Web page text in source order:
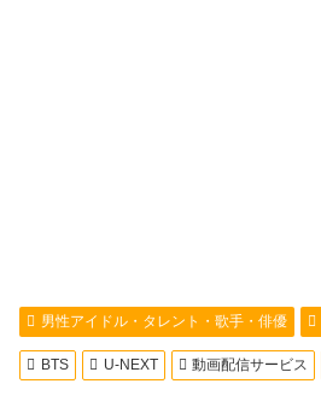
男性アイドル・タレント・歌手・俳優
BTS U-NEXT 動画配信サービス